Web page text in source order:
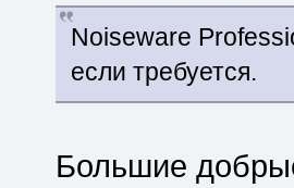
Noiseware
если требуется.
Большие